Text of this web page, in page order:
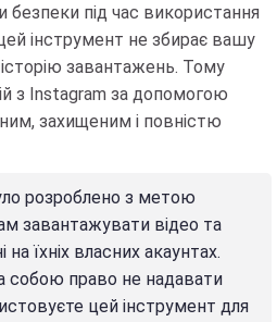
безпеки під час використання
інструмент не збирає вашу
завантажень. Тому
з Instagram за допомогою
захищеним і повністю
розроблено з метою
завантажувати відео та
на їхніх власних акаунтах.
собою право не надавати
цей інструмент для